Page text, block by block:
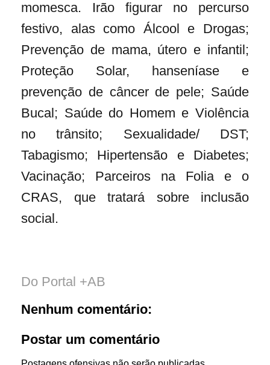
momesca. Irão figurar no percurso
festivo, alas como Álcool e Drogas;
Prevenção de mama, útero e infantil;
Proteção Solar, hanseníase e
prevenção de câncer de pele; Saúde
Bucal; Saúde do Homem e Violência
no trânsito; Sexualidade/ DST;
Tabagismo; Hipertensão e Diabetes;
Vacinação; Parceiros na Folia e o
CRAS, que tratará sobre inclusão
social.
Do Portal +AB
Nenhum comentário:
Postar um comentário